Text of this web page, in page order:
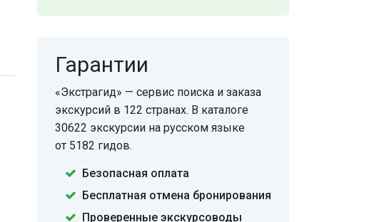
Гарантии
«Экстрагид» — сервис поиска и заказа
экскурсий в 122 странах. В каталоге
30622 экскурсии на русском языке
от 5182 гидов.
Безопасная оплата
Бесплатная отмена бронирования
Проверенные экскурсоводы